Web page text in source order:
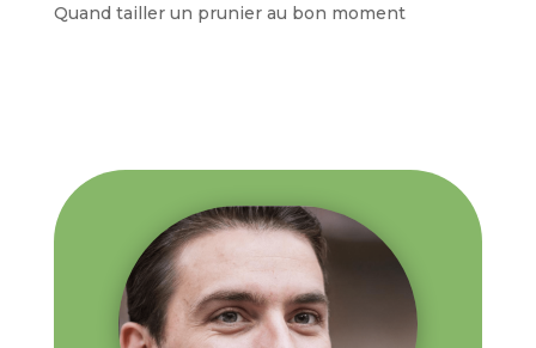
Quand tailler un prunier au bon moment